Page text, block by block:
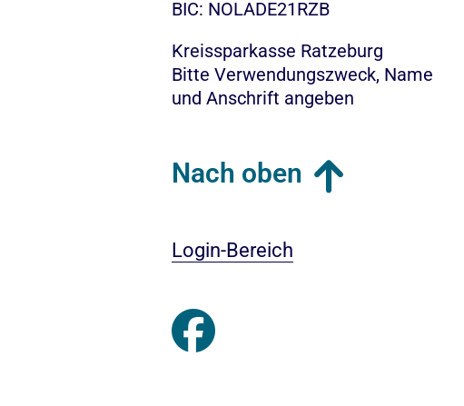
BIC: NOLADE21RZB
Kreissparkasse Ratzeburg
Bitte Verwendungszweck, Name
und Anschrift angeben
Nach oben
Login-Bereich